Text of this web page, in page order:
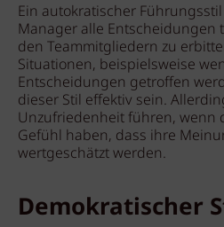
Ein autokratischer
Manager alle Entscheidungen
den Teammitgliedern zu
Situationen, beispielsweise
Entscheidungen getroffen
dieser Stil effektiv sein.
Unzufriedenheit führen, wenn
Gefühl haben, dass ihre
wertgeschätzt werden.
Demokratischer